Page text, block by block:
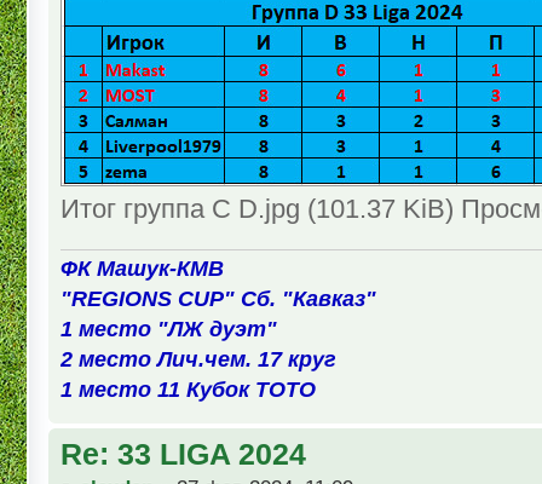
Итог группа C D.jpg (101.37 KiB)
ФК Машук-КМВ
"REGIONS CUP" Сб. "Кавказ"
1 место "ЛЖ дуэт"
2 место Лич.чем. 17 круг
1 место 11 Кубок ТОТО
Re: 33 LIGA 2024